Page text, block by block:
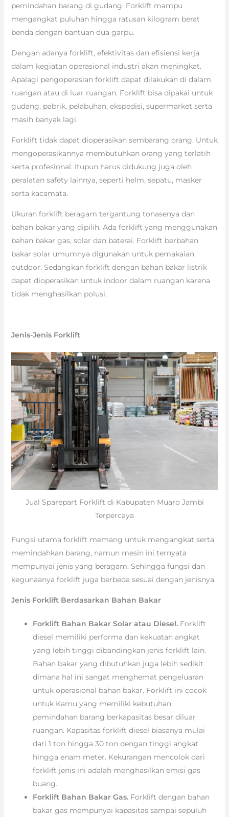
pemindahan barang di gudang. Forklift mampu
mengangkat puluhan hingga ratusan kilogram berat
benda dengan bantuan dua garpu.
Dengan adanya forklift, efektivitas dan efisiensi kerja
dalam kegiatan operasional industri akan meningkat.
Apalagi pengoperasian forklift dapat dilakukan di dalam
ruangan atau di luar ruangan. Forklift bisa dipakai untuk
gudang, pabrik, pelabuhan, ekspedisi, supermarket serta
masih banyak lagi.
Forklift tidak dapat dioperasikan sembarang orang. Untuk
mengoperasikannya membutuhkan orang yang terlatih
serta profesional. Itupun harus didukung juga oleh
peralatan safety lainnya, seperti helm, sepatu, masker
serta kacamata.
Ukuran forklift beragam tergantung tonasenya dan
bahan bakar yang dipilih. Ada forklift yang menggunakan
bahan bakar gas, solar dan baterai. Forklift berbahan
bakar solar umumnya digunakan untuk pemakaian
outdoor. Sedangkan forklift dengan bahan bakar listrik
dapat dioperasikan untuk indoor dalam ruangan karena
tidak menghasilkan polusi.
Jenis-Jenis Forklift
Jual Sparepart Forklift di Kabupaten Muaro Jambi
Terpercaya
Fungsi utama forklift memang untuk mengangkat serta
memindahkan barang, namun mesin ini ternyata
mempunyai jenis yang beragam. Sehingga fungsi dan
kegunaanya forklift juga berbeda sesuai dengan jenisnya.
Jenis Forklift Berdasarkan Bahan Bakar
Forklift Bahan Bakar Solar atau Diesel. Forklift
diesel memiliki performa dan kekuatan angkat
yang lebih tinggi dibandingkan jenis forklift lain.
Bahan bakar yang dibutuhkan juga lebih sedikit
dimana hal ini sangat menghemat pengeluaran
untuk operasional bahan bakar. Forklift ini cocok
untuk Kamu yang memiliki kebutuhan
pemindahan barang berkapasitas besar diluar
ruangan. Kapasitas forklift diesel biasanya mulai
dari 1 ton hingga 30 ton dengan tinggi angkat
hingga enam meter. Kekurangan mencolok dari
forklift jenis ini adalah menghasilkan emisi gas
buang.
Forklift Bahan Bakar Gas. Forklift dengan bahan
bakar gas mempunyai kapasitas sampai sepuluh